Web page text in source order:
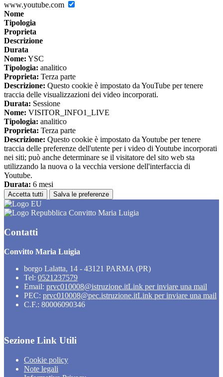
www.youtube.com
Nome
Tipologia
Proprieta
Descrizione
Durata
Nome: YSC
Tipologia: analitico
Proprieta: Terza parte
Descrizione: Questo cookie è impostato da YouTube per tenere
traccia delle visualizzazioni dei video incorporati.
Durata: Sessione
Nome: VISITOR_INFO1_LIVE
Tipologia: analitico
Proprieta: Terza parte
Descrizione: Questo cookie è impostato da Youtube per tenere
traccia delle preferenze dell'utente per i video di Youtube incorporati
nei siti; può anche determinare se il visitatore del sito web sta
utilizzando la nuova o la vecchia versione dell'interfaccia di
Youtube.
Durata: 6 mesi
Accetta tutti Salva le preferenze
Convitto Maria Luigia
Contatti
Convitto Maria Luigia
borgo Lalatta, 14 - 43121 PARMA (PR)
Tel: 0521237579
Email: prvc010008@istruzione.itLink per inviare una mail
PEC: prvc010008@pec.istruzione.itLink per inviare una mail
C.F.: 80006090346
Sezione Link Utili
Cookie policy
Note legali